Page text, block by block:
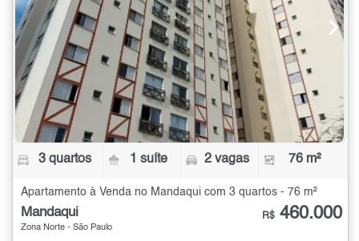
3 quartos 1 suíte 2 vagas 76 m²
Apartamento à Venda no Mandaqui com 3 quartos - 76 m²
Mandaqui
Zona Norte - São Paulo
R$ 460.000